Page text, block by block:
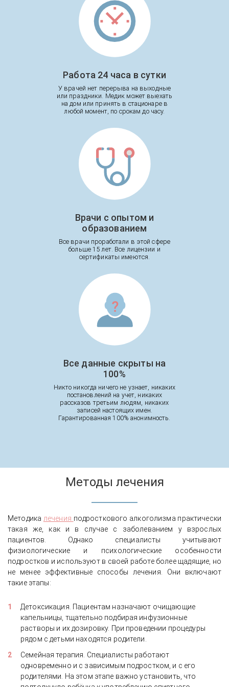
Работа 24 часа в сутки
У врачей нет перерыва на выходные
или праздники. Медик может выехать
на дом или принять в стационаре в
любой момент, по срокам до часу.
Врачи с опытом и
образованием
Все врачи проработали в этой сфере
больше 15 лет. Все лицензии и
сертификаты имеются.
Все данные скрыты на
100%
Никто никогда ничего не узнает, никаких
постановлений на учет, никаких
рассказов третьим людям, никаких
записей настоящих имен.
Гарантированная 100% анонимность.
Методы лечения
Методика лечения подросткового алкоголизма практически
такая же, как и в случае с заболеванием у взрослых
пациентов. Однако специалисты учитывают
физиологические и психологические особенности
подростков и используют в своей работе более щадящие, но
не менее эффективные способы лечения. Они включают
такие этапы:
Детоксикация. Пациентам назначают очищающие
капельницы, тщательно подбирая инфузионные
растворы и их дозировку. При проведении процедуры
рядом с детьми находятся родители.
Семейная терапия. Специалисты работают
одновременно и с зависимым подростком, и с его
родителями. На этом этапе важно установить, что